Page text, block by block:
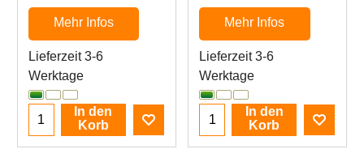
Mehr Infos
Lieferzeit 3-6
Werktage
In den
Korb
Mehr Infos
Lieferzeit 3-6
Werktage
In den
Korb